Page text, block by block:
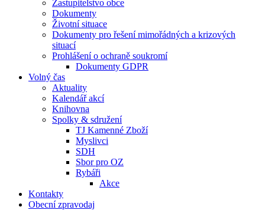
Zastupitelstvo obce
Dokumenty
Životní situace
Dokumenty pro řešení mimořádných a krizových
situací
Prohlášení o ochraně soukromí
Dokumenty GDPR
Volný čas
Aktuality
Kalendář akcí
Knihovna
Spolky & sdružení
TJ Kamenné Zboží
Myslivci
SDH
Sbor pro OZ
Rybáři
Akce
Kontakty
Obecní zpravodaj